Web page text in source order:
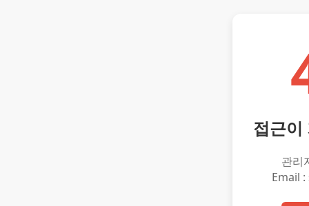
접근이
관리
Email